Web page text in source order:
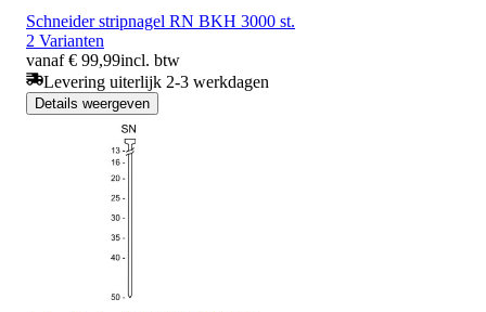
Schneider stripnagel RN BKH 3000 st.
2 Varianten
vanaf € 99,99incl. btw
Levering uiterlijk 2-3 werkdagen
Details weergeven